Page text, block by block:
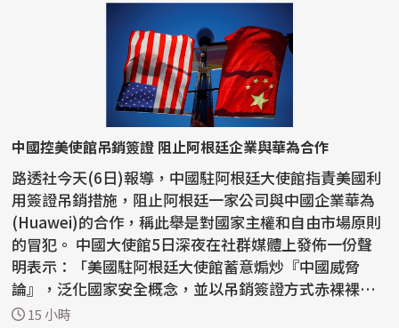
中國控美使館吊銷簽證 阻止阿根廷企業與華為合作
路透社今天(6日)報導，中國駐阿根廷大使館指責美國利
用簽證吊銷措施，阻止阿根廷一家公司與中國企業華為
(Huawei)的合作，稱此舉是對國家主權和自由市場原則
的冒犯。 中國大使館5日深夜在社群媒體上發佈一份聲
明表示：「美國駐阿根廷大使館蓄意煽炒『中國威脅
論』，泛化國家安全概念，並以吊銷簽證方式赤裸裸阻
止正常...
15 小時